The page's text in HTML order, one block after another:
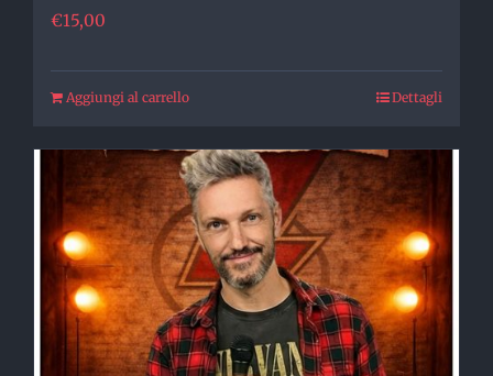
€15,00
Aggiungi al carrello Dettagli